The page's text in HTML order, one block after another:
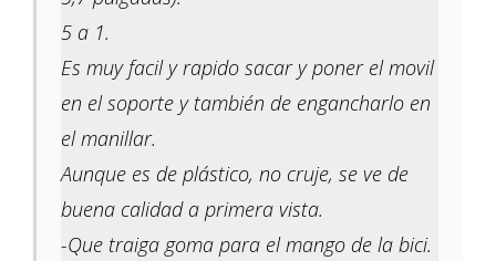
5 a 1.
Es muy facil y rapido sacar y poner el movil
en el soporte y también de engancharlo en
el manillar.
Aunque es de plástico, no cruje, se ve de
buena calidad a primera vista.
-Que traiga goma para el mango de la bici.